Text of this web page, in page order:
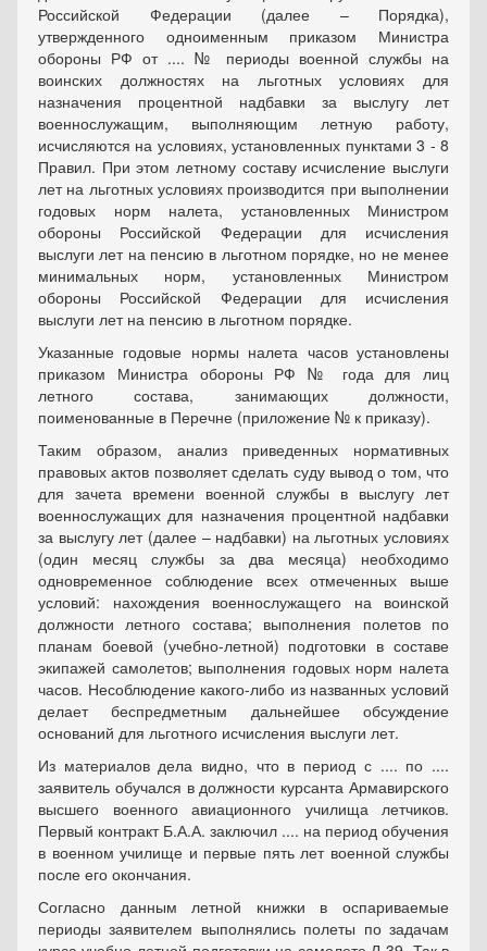
Российской Федерации (далее – Порядка),
утвержденного одноименным приказом Министра
обороны РФ от .... № периоды военной службы на
воинских должностях на льготных условиях для
назначения процентной надбавки за выслугу лет
военнослужащим, выполняющим летную работу,
исчисляются на условиях, установленных пунктами 3 - 8
Правил. При этом летному составу исчисление выслуги
лет на льготных условиях производится при выполнении
годовых норм налета, установленных Министром
обороны Российской Федерации для исчисления
выслуги лет на пенсию в льготном порядке, но не менее
минимальных норм, установленных Министром
обороны Российской Федерации для исчисления
выслуги лет на пенсию в льготном порядке.
Указанные годовые нормы налета часов установлены
приказом Министра обороны РФ № года для лиц
летного состава, занимающих должности,
поименованные в Перечне (приложение № к приказу).
Таким образом, анализ приведенных нормативных
правовых актов позволяет сделать суду вывод о том, что
для зачета времени военной службы в выслугу лет
военнослужащих для назначения процентной надбавки
за выслугу лет (далее – надбавки) на льготных условиях
(один месяц службы за два месяца) необходимо
одновременное соблюдение всех отмеченных выше
условий: нахождения военнослужащего на воинской
должности летного состава; выполнения полетов по
планам боевой (учебно-летной) подготовки в составе
экипажей самолетов; выполнения годовых норм налета
часов. Несоблюдение какого-либо из названных условий
делает беспредметным дальнейшее обсуждение
оснований для льготного исчисления выслуги лет.
Из материалов дела видно, что в период с .... по ....
заявитель обучался в должности курсанта Армавирского
высшего военного авиационного училища летчиков.
Первый контракт Б.А.А. заключил .... на период обучения
в военном училище и первые пять лет военной службы
после его окончания.
Согласно данным летной книжки в оспариваемые
периоды заявителем выполнялись полеты по задачам